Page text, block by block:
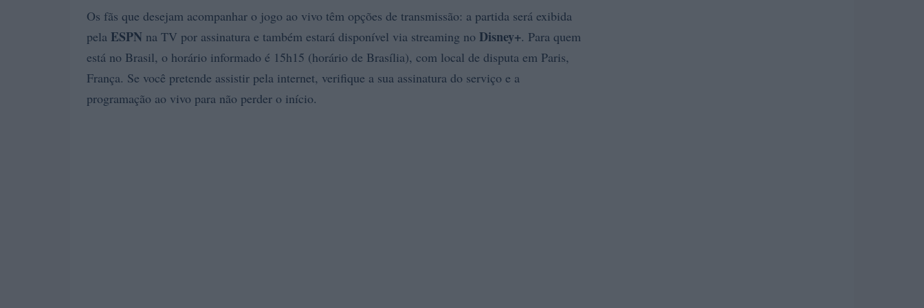
Os fãs que desejam acompanhar o jogo ao vivo têm opções de transmissão: a partida será exibida
pela ESPN na TV por assinatura e também estará disponível via streaming no Disney+. Para quem
está no Brasil, o horário informado é 15h15 (horário de Brasília), com local de disputa em Paris,
França. Se você pretende assistir pela internet, verifique a sua assinatura do serviço e a
programação ao vivo para não perder o início.